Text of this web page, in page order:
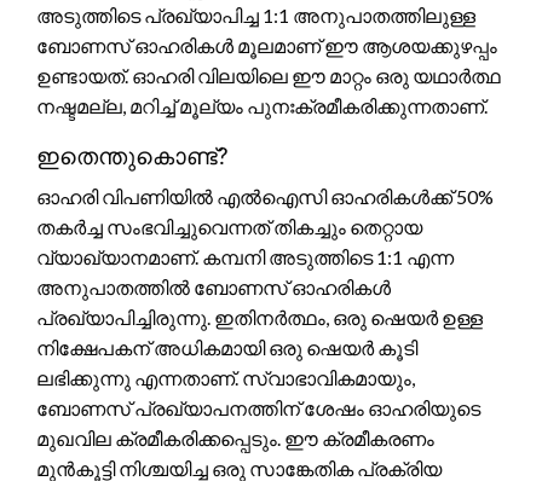
അടുത്തിടെ പ്രഖ്യാപിച്ച 1:1 അനുപാതത്തിലുള്ള
ബോണസ് ഓഹരികൾ മൂലമാണ് ഈ ആശയക്കുഴപ്പം
ഉണ്ടായത്. ഓഹരി വിലയിലെ ഈ മാറ്റം ഒരു യഥാർത്ഥ
നഷ്ടമല്ല, മറിച്ച് മൂല്യം പുനഃക്രമീകരിക്കുന്നതാണ്.
ഇതെന്തുകൊണ്ട്?
ഓഹരി വിപണിയിൽ എൽഐസി ഓഹരികൾക്ക് 50%
തകർച്ച സംഭവിച്ചുവെന്നത് തികച്ചും തെറ്റായ
വ്യാഖ്യാനമാണ്. കമ്പനി അടുത്തിടെ 1:1 എന്ന
അനുപാതത്തിൽ ബോണസ് ഓഹരികൾ
പ്രഖ്യാപിച്ചിരുന്നു. ഇതിനർത്ഥം, ഒരു ഷെയർ ഉള്ള
നിക്ഷേപകന് അധികമായി ഒരു ഷെയർ കൂടി
ലഭിക്കുന്നു എന്നതാണ്. സ്വാഭാവികമായും,
ബോണസ് പ്രഖ്യാപനത്തിന് ശേഷം ഓഹരിയുടെ
മുഖവില ക്രമീകരിക്കപ്പെടും. ഈ ക്രമീകരണം
മുൻകൂട്ടി നിശ്ചയിച്ച ഒരു സാങ്കേതിക പ്രക്രിയ